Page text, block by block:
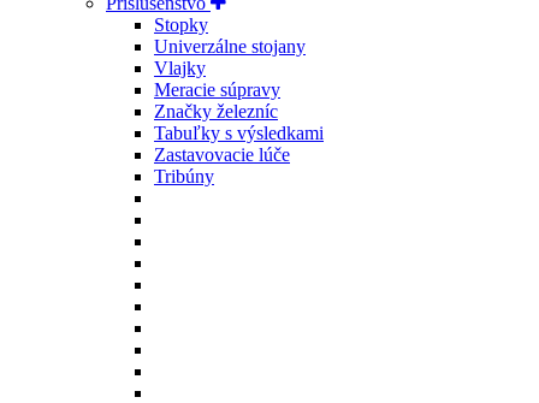
Stopky
Univerzálne stojany
Vlajky
Meracie súpravy
Značky železníc
Tabuľky s výsledkami
Zastavovacie lúče
Tribúny